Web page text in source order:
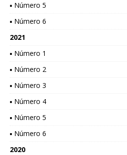
▪ Número 5
▪ Número 6
2021
▪ Número 1
▪ Número 2
▪ Número 3
▪ Número 4
▪ Número 5
▪ Número 6
2020